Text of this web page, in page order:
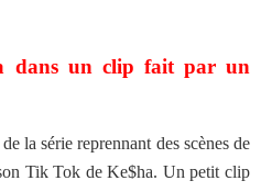
dans un clip fait par un
la série reprennant des scènes de
Tik Tok de Ke$ha. Un petit clip